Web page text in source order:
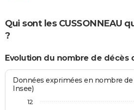
Qui sont les CUSSONNEAU
?
Evolution du nombre de décès
Données exprimées en nombre de
Insee)
12